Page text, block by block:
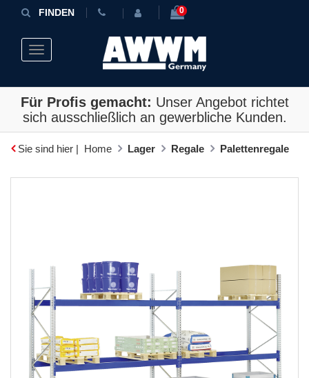
FINDEN 0
Toggle navigation
Für Profis gemacht: Unser Angebot richtet
sich ausschließlich an gewerbliche Kunden.
Sie sind hier | Home Lager Regale Palettenregale